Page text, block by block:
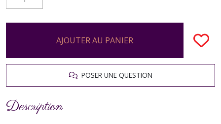
AJOUTER AU PANIER
POSER UNE QUESTION
Description